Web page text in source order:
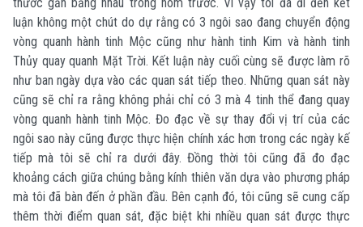
thước gần bằng nhau trong hôm trước. Vì vậy tôi đã đi đến kết
luận không một chút do dự rằng có 3 ngôi sao đang chuyển động
vòng quanh hành tinh Mộc cũng như hành tinh Kim và hành tinh
Thủy quay quanh Mặt Trời. Kết luận này cuối cùng sẽ được làm rõ
như ban ngày dựa vào các quan sát tiếp theo. Những quan sát này
cũng sẽ chỉ ra rằng không phải chỉ có 3 mà 4 tinh thể đang quay
vòng quanh hành tinh Mộc. Đo đạc về sự thay đổi vị trí của các
ngôi sao này cũng được thực hiện chính xác hơn trong các ngày kế
tiếp mà tôi sẽ chỉ ra dưới đây. Đồng thời tôi cũng đã đo đạc
khoảng cách giữa chúng bằng kính thiên văn dựa vào phương pháp
mà tôi đã bàn đến ở phần đầu. Bên cạnh đó, tôi cũng sẽ cung cấp
thêm thời điểm quan sát, đặc biệt khi nhiều quan sát được thực